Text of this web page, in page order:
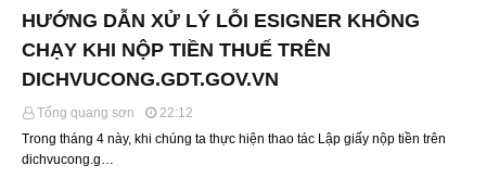
HƯỚNG DẪN XỬ LÝ LỖI ESIGNER KHÔNG
CHẠY KHI NỘP TIỀN THUẾ TRÊN
DICHVUCONG.GDT.GOV.VN
Tống quang sơn
22:12
Trong tháng 4 này, khi chúng ta thực hiện thao tác Lập giấy nộp tiền trên
dichvucong.g…